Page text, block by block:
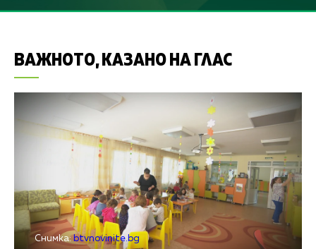
ВАЖНОТО, КАЗАНО НА ГЛАС
Снимка: btvnovinite.bg